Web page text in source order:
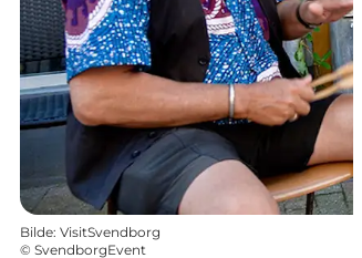
Bilde: VisitSvendborg
© SvendborgEvent